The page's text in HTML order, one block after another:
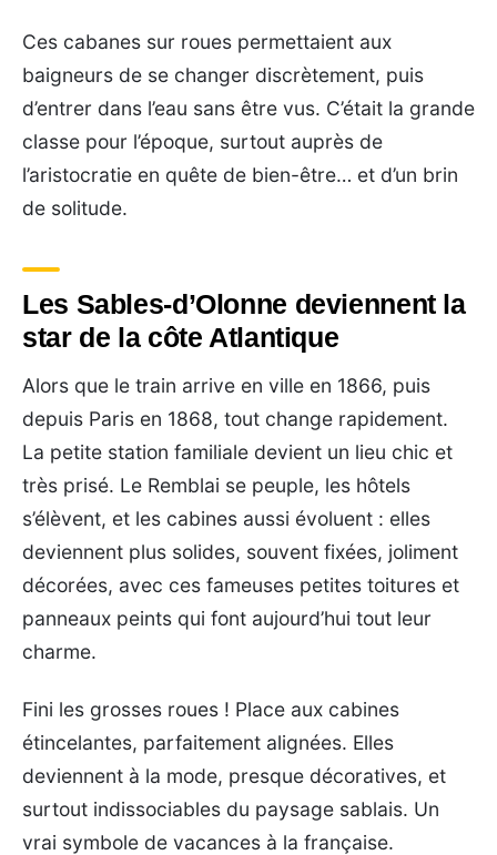
Ces cabanes sur roues permettaient aux
baigneurs de se changer discrètement, puis
d’entrer dans l’eau sans être vus. C’était la grande
classe pour l’époque, surtout auprès de
l’aristocratie en quête de bien-être… et d’un brin
de solitude.
Les Sables-d’Olonne deviennent la
star de la côte Atlantique
Alors que le train arrive en ville en 1866, puis
depuis Paris en 1868, tout change rapidement.
La petite station familiale devient un lieu chic et
très prisé. Le Remblai se peuple, les hôtels
s’élèvent, et les cabines aussi évoluent : elles
deviennent plus solides, souvent fixées, joliment
décorées, avec ces fameuses petites toitures et
panneaux peints qui font aujourd’hui tout leur
charme.
Fini les grosses roues ! Place aux cabines
étincelantes, parfaitement alignées. Elles
deviennent à la mode, presque décoratives, et
surtout indissociables du paysage sablais. Un
vrai symbole de vacances à la française.